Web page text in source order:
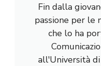
Fin dalla
passione per le
che lo ha
all'Università